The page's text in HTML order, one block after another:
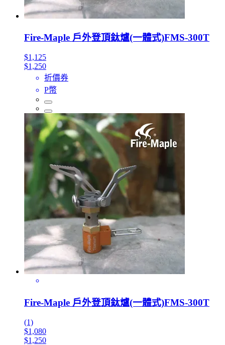
Fire-Maple 戶外登頂鈦爐(一體式)FMS-300T
$1,125
$1,250
折價券
P幣
Fire-Maple 戶外登頂鈦爐(一體式)FMS-300T
(1)
$1,080
$1,250